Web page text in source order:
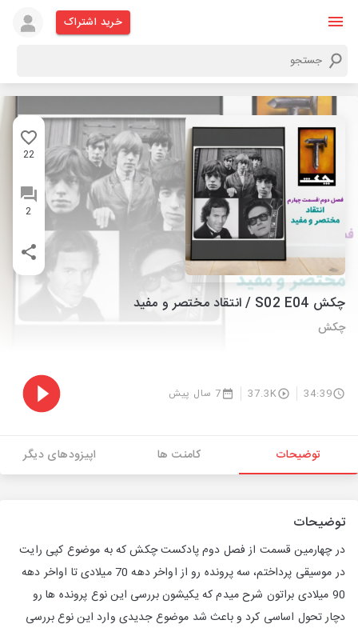
خرید اشتراک
22
2
چکش S02 E04 / انتقاد مختصر و مفید
چکش
34:39
37.3K 7 سال پیش
توضیحات کامنت ها اپیزودهای دیگر
توضیحات
در چهارمین قسمت از فصل دوم پادکست چکش که به موضوع کپی رایت
در موسیقی پرداختم، سه پرونده رو از اواخر دهه 70 میلادی تا اواخر دهه
90 میلادی براتون شرح میدم که یکیشون بررسی این نوع پرونده ها رو
دچار تحول اساسی کرد و باعث شد موضوع جدیدی وارد این نوع بررسی